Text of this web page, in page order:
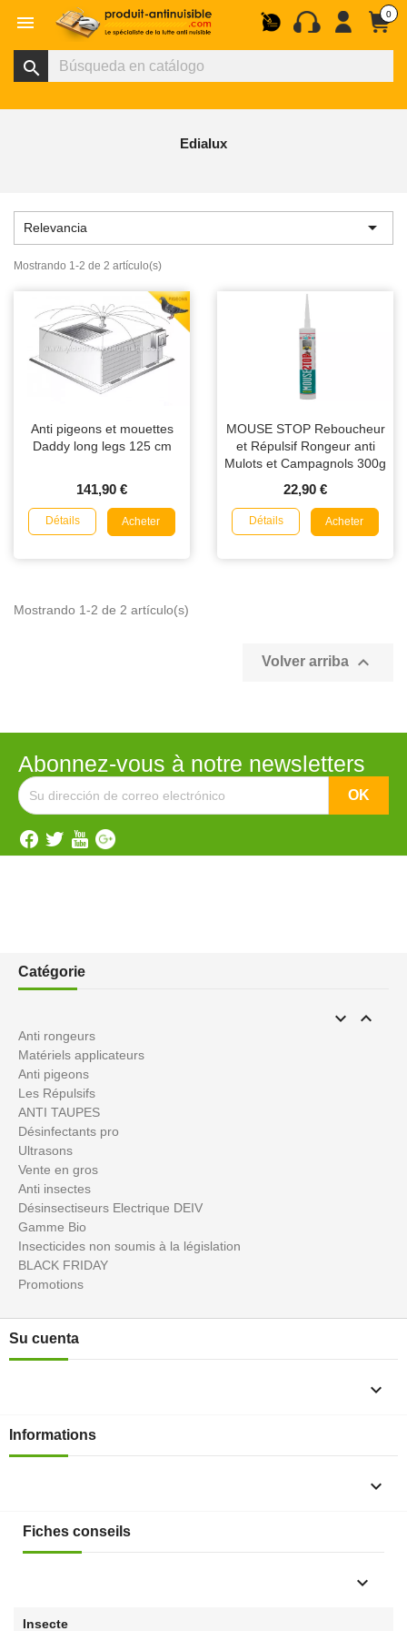
 0
search
Edialux
Relevancia 
Mostrando 1-2 de 2 artículo(s)
Anti pigeons et mouettes
Daddy long legs 125 cm
141,90 €
Détails Acheter
MOUSE STOP Reboucheur
et Répulsif Rongeur anti
Mulots et Campagnols 300g
22,90 €
Détails Acheter
Mostrando 1-2 de 2 artículo(s)
Volver arriba 
Abonnez-vous à notre newsletters
Catégorie
 
Anti rongeurs
Matériels applicateurs
Anti pigeons
Les Répulsifs
ANTI TAUPES
Désinfectants pro
Ultrasons
Vente en gros
Anti insectes
Désinsectiseurs Electrique DEIV
Gamme Bio
Insecticides non soumis à la législation
BLACK FRIDAY
Promotions
Su cuenta

Informations

Fiches conseils

Insecte